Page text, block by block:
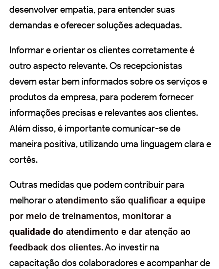
desenvolver empatia, para entender suas
demandas e oferecer soluções adequadas.
Informar e orientar os clientes corretamente é
outro aspecto relevante. Os recepcionistas
devem estar bem informados sobre os serviços e
produtos da empresa, para poderem fornecer
informações precisas e relevantes aos clientes.
Além disso, é importante comunicar-se de
maneira positiva, utilizando uma linguagem clara e
cortês.
Outras medidas que podem contribuir para
melhorar o atendimento são qualificar a equipe
por meio de treinamentos, monitorar a
qualidade do atendimento e dar atenção ao
feedback dos clientes. Ao investir na
capacitação dos colaboradores e acompanhar de